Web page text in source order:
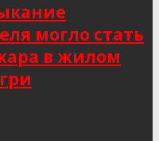
могло стать
в жилом